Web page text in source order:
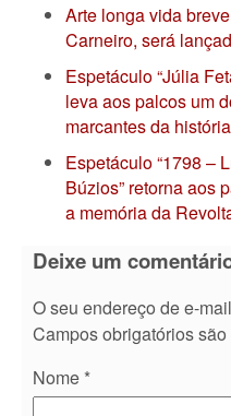
Arte longa vida
Carneiro, será
Espetáculo “Júlia
leva aos palcos um
marcantes da
Espetáculo “1798 –
Búzios” retorna aos
a memória da
Deixe um
O seu endereço de e-
Campos obrigatórios
Nome *